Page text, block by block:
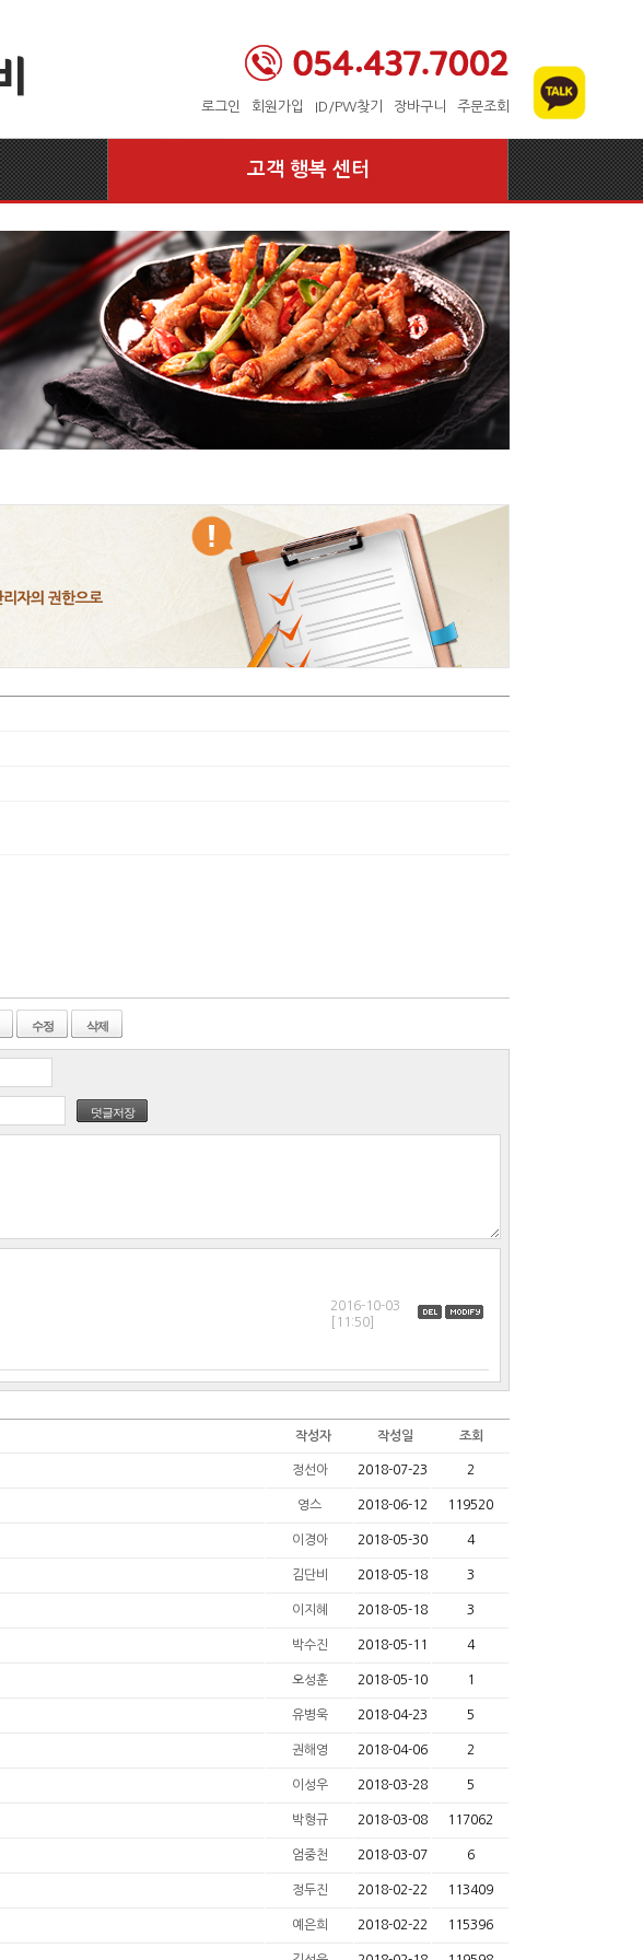
로그인 회원가입 ID/PW찾기 장바구니 주문조회
고객 행복 센터
수정 삭제
덧글저장
[11:50]
작성자 작성일 조회
정선아 2018-07-23 2
영스 2018-06-12 119520
이경아 2018-05-30 4
김단비 2018-05-18 3
이지혜 2018-05-18 3
박수진 2018-05-11 4
오성훈 2018-05-10 1
유병욱 2018-04-23 5
권해영 2018-04-06 2
이성우 2018-03-28 5
박형규 2018-03-08 117062
엄중천 2018-03-07 6
정두진 2018-02-22 113409
예은희 2018-02-22 115396